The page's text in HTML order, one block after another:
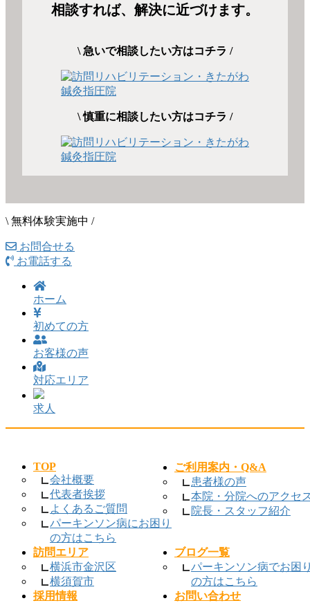
相談すれば、解決に近づけます。
\ 急いで相談したい方はコチラ /
\ 慎重に相談したい方はコチラ /
\ 無料体験実施中 /
お問合せる
お電話する
ホーム
初めての方
お客様の声
対応エリア
求人
TOP
会社概要
代表者挨拶
よくあるご質問
パーキンソン病にお困り
の方はこちら
ご利用案内・Q&A
患者様の声
本院・分院へのアクセ
院長・スタッフ紹介
訪問エリア
横浜市金沢区
横須賀市
ブログ一覧
パーキンソン病でお困
の方はこちら
採用情報
お問い合わせ